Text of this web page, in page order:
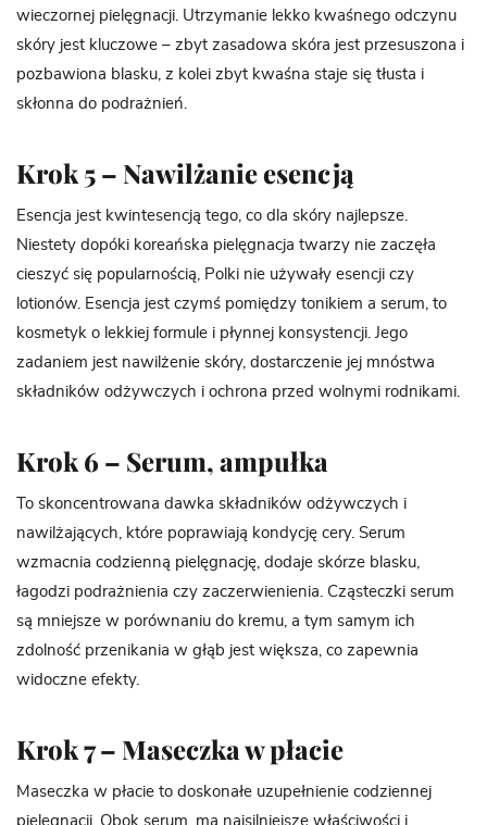
wieczornej pielęgnacji. Utrzymanie lekko kwaśnego odczynu
skóry jest kluczowe – zbyt zasadowa skóra jest przesuszona i
pozbawiona blasku, z kolei zbyt kwaśna staje się tłusta i
skłonna do podrażnień.
Krok 5 – Nawilżanie esencją
Esencja jest kwintesencją tego, co dla skóry najlepsze.
Niestety dopóki koreańska pielęgnacja twarzy nie zaczęła
cieszyć się popularnością, Polki nie używały esencji czy
lotionów. Esencja jest czymś pomiędzy tonikiem a serum, to
kosmetyk o lekkiej formule i płynnej konsystencji. Jego
zadaniem jest nawilżenie skóry, dostarczenie jej mnóstwa
składników odżywczych i ochrona przed wolnymi rodnikami.
Krok 6 – Serum, ampułka
To skoncentrowana dawka składników odżywczych i
nawilżających, które poprawiają kondycję cery. Serum
wzmacnia codzienną pielęgnację, dodaje skórze blasku,
łagodzi podrażnienia czy zaczerwienienia. Cząsteczki serum
są mniejsze w porównaniu do kremu, a tym samym ich
zdolność przenikania w głąb jest większa, co zapewnia
widoczne efekty.
Krok 7 – Maseczka w płacie
Maseczka w płacie to doskonałe uzupełnienie codziennej
pielęgnacji. Obok serum, ma najsilniejsze właściwości i